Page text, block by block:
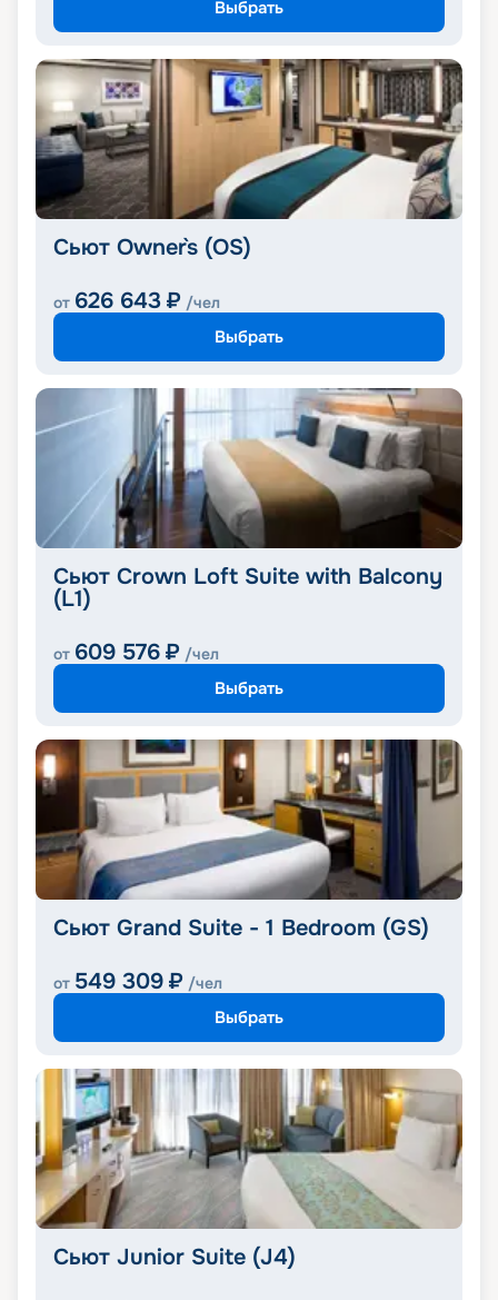
Выбрать
Сьют Owner`s (OS)
от 626 643 ₽ /чел
Выбрать
Сьют Crown Loft Suite with Balcony
(L1)
от 609 576 ₽ /чел
Выбрать
Сьют Grand Suite - 1 Bedroom (GS)
от 549 309 ₽ /чел
Выбрать
Сьют Junior Suite (J4)